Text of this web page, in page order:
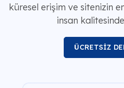
küresel erişim ve sitenizin
insan
ÜCRETSİZ